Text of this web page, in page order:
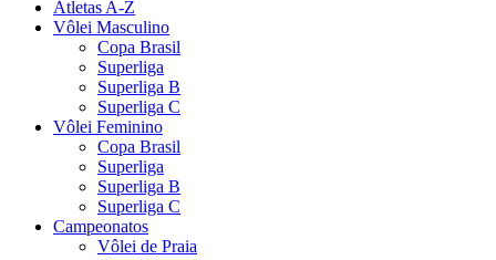
Atletas A-Z
Vôlei Masculino
Copa Brasil
Superliga
Superliga B
Superliga C
Vôlei Feminino
Copa Brasil
Superliga
Superliga B
Superliga C
Campeonatos
Vôlei de Praia